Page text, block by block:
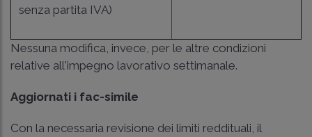
senza partita IVA)
Nessuna modifica, invece, per le altre condizioni
relative all'impegno lavorativo settimanale.
Aggiornati i fac-simile
Con la necessaria revisione dei limiti reddituali, il